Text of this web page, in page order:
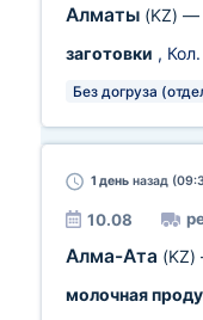
Алматы (KZ) —
заготовки ,
Без догруза
1 день назад
10.08
Алма-Ата (KZ)
молочная